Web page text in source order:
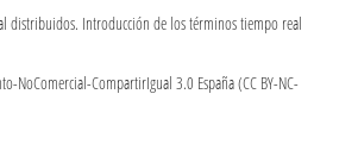
distribuidos. Introducción de los términos tiempo real
NoComercial-CompartirIgual 3.0 España (CC BY-NC-